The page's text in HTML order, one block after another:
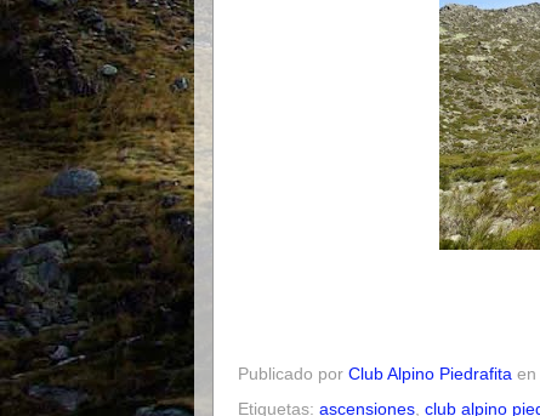
Publicado por Club Alpino Piedrafita en
Etiquetas: ascensiones club alpino